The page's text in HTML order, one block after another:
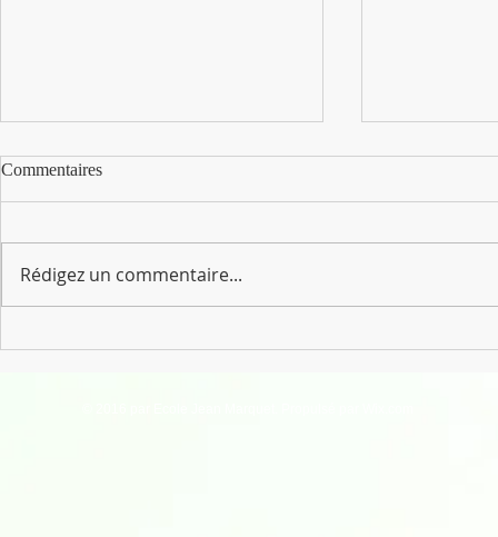
Commentaires
Rédigez un commentaire...